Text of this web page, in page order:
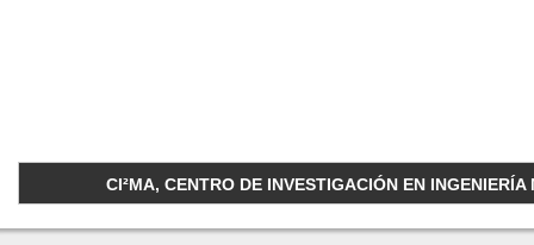
CI²MA, CENTRO DE INVESTIGACIÓN EN